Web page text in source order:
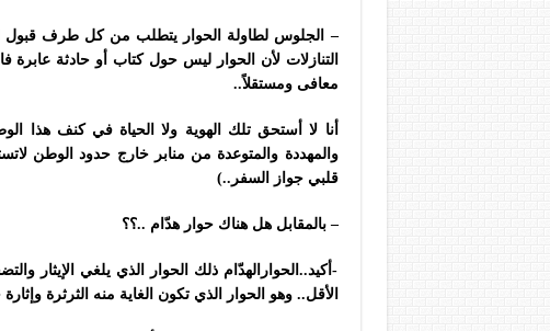
– الجلوس لطاولة الحوار يتطلب من كل طرف قبول
التنازلاتلأن الحوار ليس حول كتاب أو حادثة عابرة
معافى ومستقلاً..
أنا لا أستحق تلك الهوية ولا الحياة في كنف هذا
والمهددة والمتوعدة من منابر خارج حدود الوطن
قلبي جواز السفر..)
– بالمقابل هل هناك حوار هدّام ..؟؟
-أكيد..الحوارالهدّام ذلك الحوار الذي يلغي الإيثار
الأقل.. وهو الحوار الذي تكون الغاية منه الثرثرة